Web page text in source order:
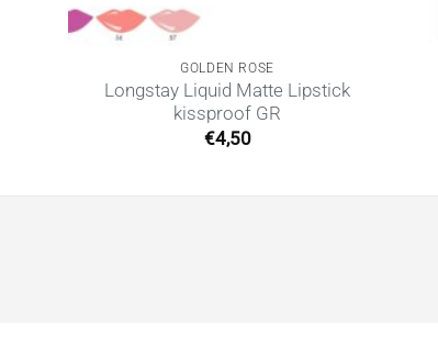
GOLDEN ROSE
Longstay Liquid Matte Lipstick
kissproof GR
€4,50